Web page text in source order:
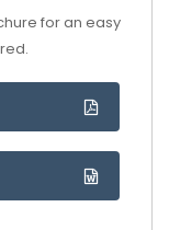
for an easy